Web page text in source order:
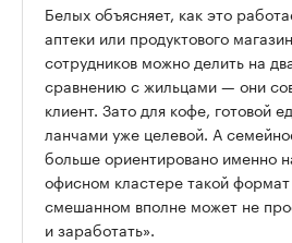
Белых объясняет, как это
аптеки или продуктового
сотрудников можно делить на
сравнению с жильцами — они
клиент. Зато для кофе, готовой
ланчами уже целевой. А
больше ориентировано именно
офисном кластере такой
смешанном вполне может не
и заработать».